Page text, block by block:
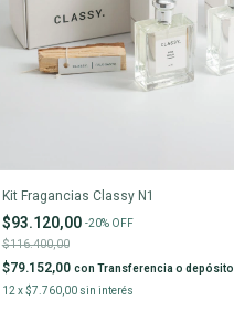
Kit Fragancias Classy N1
$93.120,00 -20% OFF
$116.400,00
$79.152,00 con Transferencia o depósito
12 x$7.760,00 sin interés